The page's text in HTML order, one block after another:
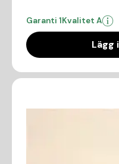
Garanti 1Kvalitet A
Lägg